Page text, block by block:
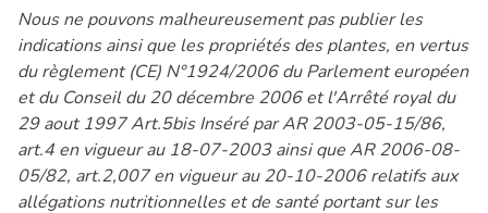
Nous ne pouvons malheureusement pas publier les
indications ainsi que les propriétés des plantes, en vertus
du règlement (CE) N°1924/2006 du Parlement européen
et du Conseil du 20 décembre 2006 et l'Arrêté royal du
29 aout 1997 Art.5bis Inséré par AR 2003-05-15/86,
art.4 en vigueur au 18-07-2003 ainsi que AR 2006-08-
05/82, art.2,007 en vigueur au 20-10-2006 relatifs aux
allégations nutritionnelles et de santé portant sur les